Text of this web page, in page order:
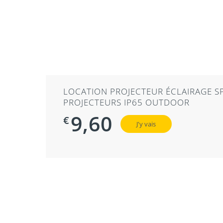
LOCATION PROJECTEUR ÉCLAIRAGE
PROJECTEURS IP65 OUTDOOR
€9,60 J'y vais